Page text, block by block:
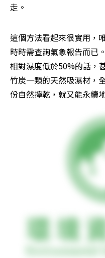
走。
這個方法看起來很實用，
時時需查詢氣象報告而已
相對濕度低於50%的話，
竹炭一類的天然吸濕材，
份自然擰乾，就又能永續